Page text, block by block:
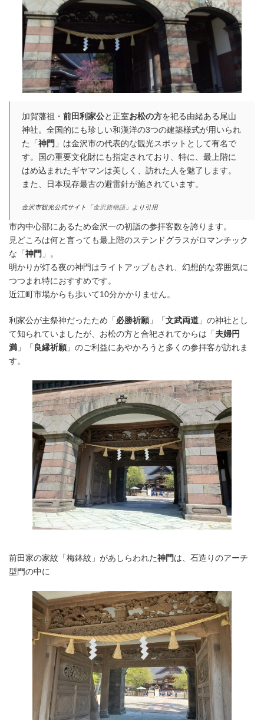
加賀藩祖・ 前田利家公と正室お松の方を祀る由緒ある尾山
神社。全国的にも珍しい和漢洋の3つの建築様式が用いられ
た「神門 」は金沢市の代表的な観光スポットとして有名で
す。国の重要文化財にも指定されており、特に、最上階に
はめ込まれたギヤマンは美しく、訪れた人を魅了します。
また、日本現存最古の避雷針が施されています。
金沢市観光公式サイト「金沢旅物語 」より引用
市内中心部にあるため金沢一の初詣の参拝客数を誇ります。
見どころは何と言っても最上階のステンドグラスがロマンチック
な「神門 」。
明かりが灯る夜の神門はライトアップもされ、幻想的な雰囲気に
つつまれ特におすすめです。
近江町市場からも歩いて10分かかりません。
利家公が主祭神だったため「必勝祈願」「文武両道 」の神社とし
て知られていましたが、お松の方と合祀されてからは「夫婦円
満 」「良縁祈願」のご利益にあやかろうと多くの参拝客が訪れま
す。
前田家の家紋「梅鉢紋」があしらわれた神門は、石造りのアーチ
型門の中に